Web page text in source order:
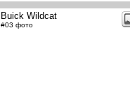
Buick Wildcat
#03 фото